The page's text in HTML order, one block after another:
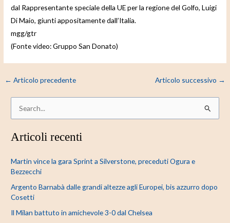
dal Rappresentante speciale della UE per la regione del Golfo, Luigi
Di Maio, giunti appositamente dall’Italia.
mgg/gtr
(Fonte video: Gruppo San Donato)
← Articolo precedente Articolo successivo →
r
a
Articoli recenti
Martin vince la gara Sprint a Silverstone, preceduti Ogura e
Bezzecchi
Argento Barnabà dalle grandi altezze agli Europei, bis azzurro dopo
Cosetti
Il Milan battuto in amichevole 3-0 dal Chelsea